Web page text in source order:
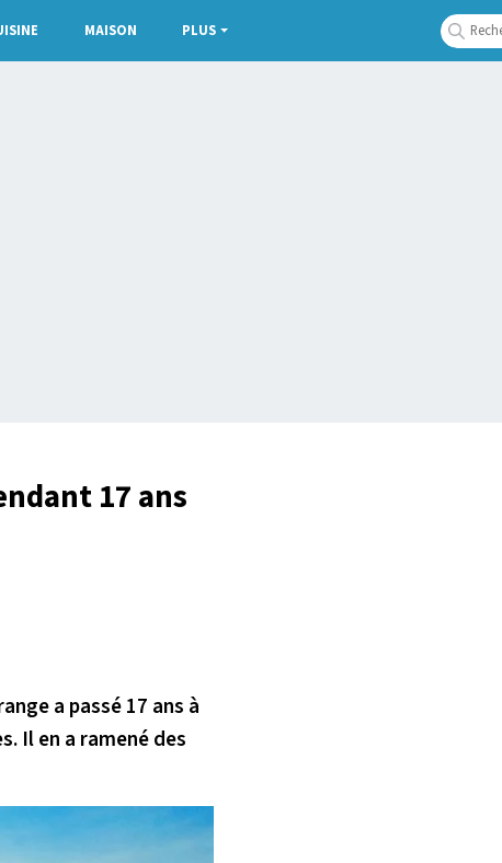
MAISON PLUS
17 ans
a passé 17 ans à
Il en a ramené des